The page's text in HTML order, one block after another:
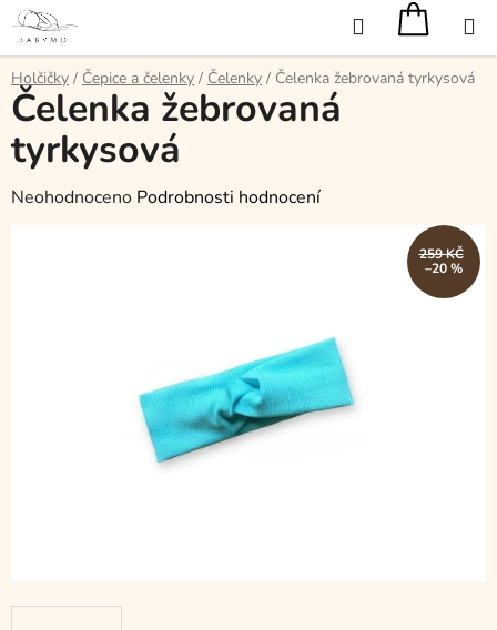
Přejít
obsah
Hledat
Holčičky / Čepice a čelenky / Čelenky / Čelenka žebrovaná tyrkysová
Čelenka žebrovaná
tyrkysová
Průměrné
Neohodnoceno Podrobnosti hodnocení
259 KČ
–20 %